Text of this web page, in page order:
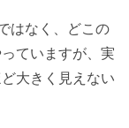
はなく、どこの
ていますが、実
大きく見えない